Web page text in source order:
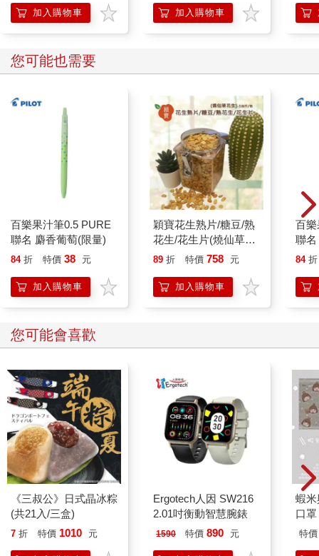
要是很難理解的話，再問各位另一個問題。你記得幾組電話號
碼？除了自己的電話號碼以外，還記得誰的？很多人甚至沒想過
號碼非常多。然而，現在可以把號碼全都存在手機裡，默背顯得
沒有必要。將記憶託付給筆記，也是同樣的道理。
能。假如你下意識依賴這點，不再自主記憶，記性就會越來越
差。列舉幾項對記憶造成不良影響的錯誤筆記習慣如下。
第一，為了不記某件事所做的筆記。
第二，不經思考的筆記。
第三，未重複利用的筆記。
就像前面說的，為了不記某件事所做的筆記，無法在腦海中占有
一席之地。而不經思考的筆記，難以消化成自己的東西，與複製
貼上並無二致，根本不會留下印象（在後續的章節，我將會告訴
各位如何把筆記消化成自己的東西）。最後一種則是不再查看的
筆記，寫過就丟的不能算是紀錄。假使記錄的出發點是整理資
訊，將其內化成自己的東西，終點就是要隨時回顧它。簡而言
之，就是要重新拿出來確認。
這樣說來，究竟該如何筆記才能記住一件事呢？我的建議是：
「記錄，然後覆誦出來」，不妨就稱其為記錄型人類的記憶方法
記憶，越淬鍊越恆久。倘若解讀一件事是記憶的開端，寫筆記就
也就是最後一次淬鍊，則是用言語和文字重新表述。完成三次淬
鍊後，我們就會牢牢記住這件事。
「記錄，然後覆誦出來」是記住一件事的最佳方法。無論是讀
書、工作、日常生活都無所謂，只要透過紀錄盡量保留記憶，未
來不管做什麼，都有機會發揮驚人的實力。
記錄高手不會寫太多
當我說自己是紀錄學者時，大部分的人都會認為我是那種成天在
筆記本寫滿文字的人。他們的腦海中浮現的，想必是從早到晚仔
細記錄、統整生活大小事的人。事實上，這種想法半對半錯。
加入購物車 加入購物車
您可能也需要
百樂果汁筆0.5 PURE
聯名 麝香葡萄(限量)
84 折 特價 38 元
加入購物車
穎寶花生熟片/糖豆/熟
花生/花生片(燒仙草花
生)-5台斤
89 折 特價 758 元
加入購物車
百
聯
84 折
您可能會喜歡
《三叔公》日式晶冰粽
(共21入/三盒)
7 折 特價 1010 元
Ergotech人因 SW216
2.01吋衡動智慧腕錶
1590 特價 890 元
蝦
口
特價